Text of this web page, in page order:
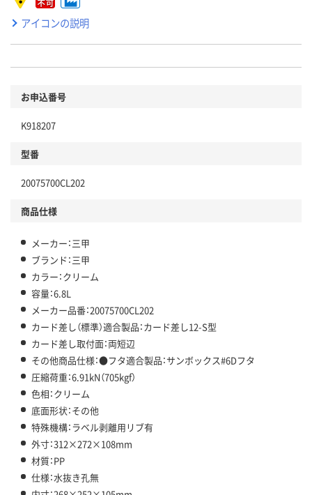
アイコンの説明
お申込番号
K918207
型番
20075700CL202
商品仕様
メーカー：三甲
ブランド：三甲
カラー：クリーム
容量：6.8L
メーカー品番：20075700CL202
カード差し（標準）適合製品：カード差し12-S型
カード差し取付面：両短辺
その他商品仕様：●フタ適合製品：サンボックス#6Dフタ
圧縮荷重：6.91kN（705kgf）
色相：クリーム
底面形状：その他
特殊機構：ラベル剥離用リブ有
外寸：312×272×108mm
材質：PP
仕様：水抜き孔無